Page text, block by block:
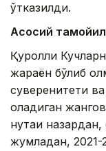
ўтказилди.
Асосий
Қуролли
жараён бўлиб
суверенитети
оладиган
нуқтаи
жумладан, 2021-